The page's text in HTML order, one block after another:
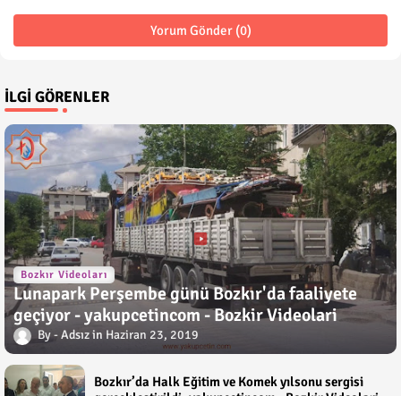
Yorum Gönder (0)
İLGI GÖRENLER
Bozkır Videoları
Lunapark Perşembe günü Bozkır'da faaliyete
geçiyor - yakupcetincom - Bozkir Videolari
Adsız Haziran 23, 2019
Bozkır’da Halk Eğitim ve Komek yılsonu sergisi